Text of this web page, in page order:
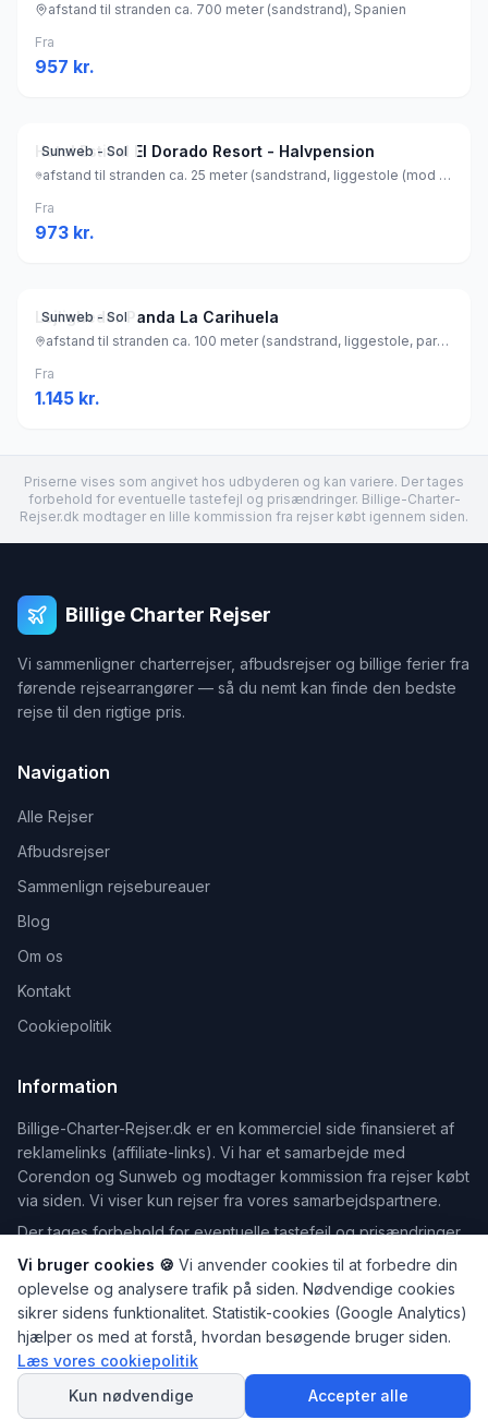
afstand til stranden ca. 700 meter (sandstrand), Spanien
Fra
957 kr.
Sunweb - Sol
Hotel Estival El Dorado Resort - Halvpension
afstand til stranden ca. 25 meter (sandstrand, liggestole (mod betaling) , parasol (mod betaling) ), Spanien
Fra
973 kr.
Sunweb - Sol
Lejligheder Panda La Carihuela
afstand til stranden ca. 100 meter (sandstrand, liggestole, parasol), Spanien
Fra
1.145 kr.
Priserne vises som angivet hos udbyderen og kan variere. Der tages
forbehold for eventuelle tastefejl og prisændringer. Billige-Charter-
Rejser.dk modtager en lille kommission fra rejser købt igennem siden.
Billige Charter Rejser
Vi sammenligner charterrejser, afbudsrejser og billige ferier fra
førende rejsearrangører — så du nemt kan finde den bedste
rejse til den rigtige pris.
Navigation
Alle Rejser
Afbudsrejser
Sammenlign rejsebureauer
Blog
Om os
Kontakt
Cookiepolitik
Information
Billige-Charter-Rejser.dk er en kommerciel side finansieret af
reklamelinks (affiliate-links). Vi har et samarbejde med
Corendon og Sunweb og modtager kommission fra rejser købt
via siden. Vi viser kun rejser fra vores samarbejdspartnere.
Der tages forbehold for eventuelle tastefejl og prisændringer.
© 2026Billige-Charter-Rejser.dk — Din guide til billige rejser
Dele af indholdet på dette website er udarbejdet med hjælp fra
kunstig intelligens. Læs mere på vores Om os-side.
SPØRG
AI Rejseguiden
Vi bruger cookies 🍪 Vi anvender cookies til at forbedre din
oplevelse og analysere trafik på siden. Nødvendige cookies
sikrer sidens funktionalitet. Statistik-cookies (Google Analytics)
hjælper os med at forstå, hvordan besøgende bruger siden.
Læs vores cookiepolitik
Kun nødvendige
Accepter alle